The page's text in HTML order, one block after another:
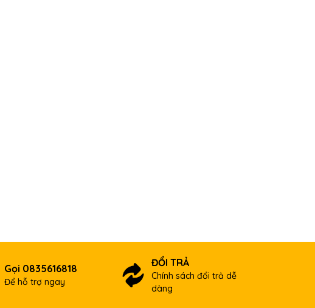
Gọi 0835616818
Để hỗ trợ ngay
ĐỔI TRẢ
Chính sách đổi trả dễ
dàng